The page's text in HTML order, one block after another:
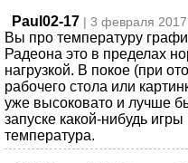
Paul02-17 | 3 февраля
Вы про температуру
Радеона это в пределах
нагрузкой. В покое (при
рабочего стола или
уже высоковато и лучше
запуске какой-нибудь
температура.